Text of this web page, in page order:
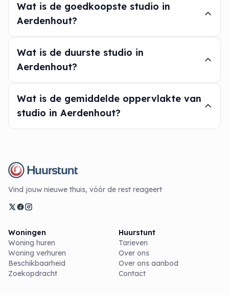
Wat is de goedkoopste studio in
Aerdenhout?
Wat is de duurste studio in
Aerdenhout?
Wat is de gemiddelde oppervlakte van
studio in Aerdenhout?
Vind jouw nieuwe thuis, vóór de rest reageert
Woningen
Woning huren
Woning verhuren
Beschikbaarheid
Zoekopdracht
Huurstunt
Tarieven
Over ons
Over ons aanbod
Contact